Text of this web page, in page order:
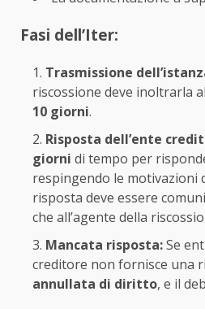
Fasi dell’Iter:
Trasmissione
riscossione deve inoltrarla
10 giorni.
Risposta dell’ente
giorni di tempo per
respingendo le motivazioni
risposta deve essere
che all’agente della
Mancata risposta:Se
creditore non fornisce una
annullata di diritto, e il